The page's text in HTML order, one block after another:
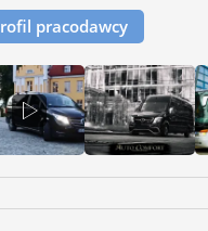
Profil pracodawcy